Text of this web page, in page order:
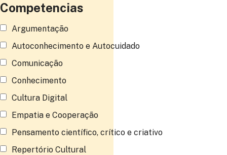
Competencias
Argumentação
Autoconhecimento e Autocuidado
Comunicação
Conhecimento
Cultura Digital
Empatia e Cooperação
Pensamento científico, crítico e criativo
Repertório Cultural